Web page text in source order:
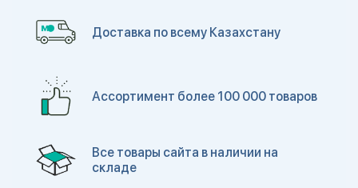
Доставка по всему Казахстану
Ассортимент более 100 000 товаров
Все товары сайта в наличии на
складе